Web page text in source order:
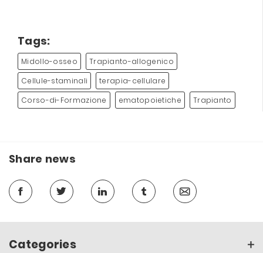
Tags:
Midollo-osseo
Trapianto-allogenico
Cellule-staminali
terapia-cellulare
Corso-di-Formazione
ematopoietiche Trapianto
Share news
Categories